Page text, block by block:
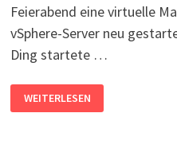
Feierabend eine virtuelle
vSphere-Server neu
Ding startete …
VIRTUELLE
MASCHINE
IN
WEITERLESEN